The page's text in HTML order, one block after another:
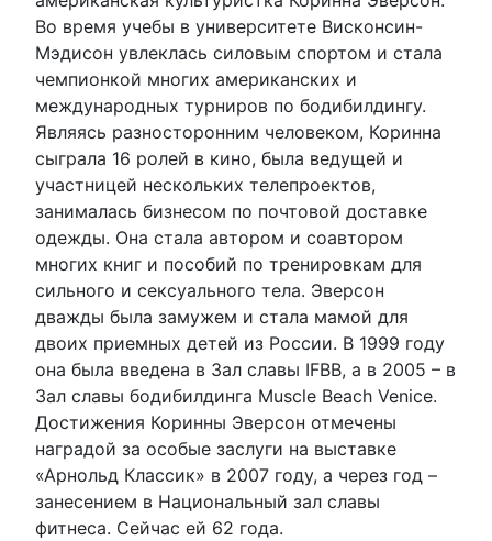
Во время учебы в университете Висконсин-
Мэдисон увлеклась силовым спортом и стала
чемпионкой многих американских и
международных турниров по бодибилдингу.
Являясь разносторонним человеком, Коринна
сыграла 16 ролей в кино, была ведущей и
участницей нескольких телепроектов,
занималась бизнесом по почтовой доставке
одежды. Она стала автором и соавтором
многих книг и пособий по тренировкам для
сильного и сексуального тела. Эверсон
дважды была замужем и стала мамой для
двоих приемных детей из России. В 1999 году
она была введена в Зал славы IFBB, а в 2005 – в
Зал славы бодибилдинга Muscle Beach Venice.
Достижения Коринны Эверсон отмечены
наградой за особые заслуги на выставке
«Арнольд Классик» в 2007 году, а через год –
занесением в Национальный зал славы
фитнеса. Сейчас ей 62 года.